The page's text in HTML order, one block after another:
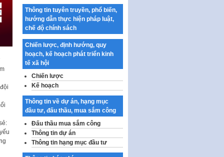
dụng khoa học, công nghệ, đổi
mới sáng tạo và chuyển…
Quy định chi tiết và hướng dẫn
thi hành một số điều của Luật Lý
lịch tư…
Sửa đổi, bổ sung một số nội
dung tại Nghị quyết số 30/NQ-
CP ngày 24 tháng 02…
Ban hành Chương trình hành
động của Chính phủ thực hiện
Nghị quyết số 02-NQ/TW ngày
17…
THÔNG BÁO Tuyển dụng lao
động hợp đồng theo Nghị định
số 111/2022/NĐ-CP ngày
Thông tin tuyên truyền, phổ biến,
hướng dẫn thực hiện pháp luật,
chế độ chính sách
Chiến lược, định hướng, quy
hoạch, kế hoạch phát triển kinh
tế xã hội
Chiến lược
Kế hoạch
Thông tin về dự án, hạng mục
đầu tư, đấu thầu, mua sắm công
Đấu thầu mua sắm công
Thông tin dự án
Thông tin hạng mục đầu tư